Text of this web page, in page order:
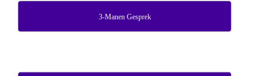
3-Manen Gesprek